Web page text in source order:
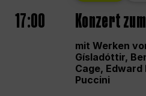
17:00 Konzert
mit Werken
Gísladóttir,
Cage, Edward
Puccini